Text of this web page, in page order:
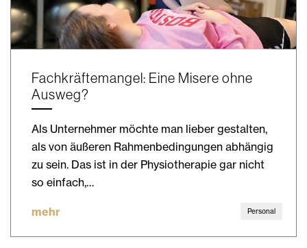
Fachkräftemangel: Eine Misere ohne
Ausweg?
Als Unternehmer möchte man lieber gestalten,
als von äußeren Rahmenbedingungen abhängig
zu sein. Das ist in der Physiotherapie gar nicht
so einfach,…
mehr Personal